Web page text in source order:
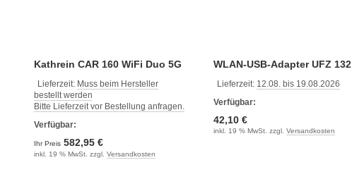
Kathrein CAR 160 WiFi Duo 5G
Lieferzeit: Muss beim Hersteller
bestellt werden
Bitte Lieferzeit vor Bestellung anfragen.
Verfügbar:
Ihr Preis 582,95 €
inkl. 19 % MwSt. zzgl. Versandkosten
WLAN-USB-Adapter UFZ 132
Lieferzeit: 12.08. bis 19.08.2026
Verfügbar:
42,10 €
inkl. 19 % MwSt. zzgl. Versandkosten